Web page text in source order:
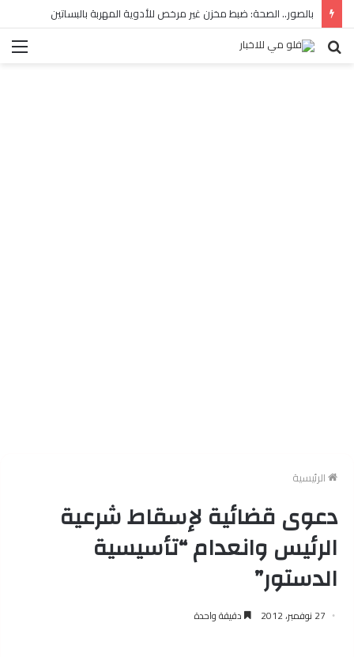
بالصور.. الصحة: ضبط مخزن غير مرخص للأدوية المهربة بالبساتين
بحث
الرئيسية
دعوى قضائية لإسقاط شرعية
الرئيس وانعدام “تأسيسية
الدستور”
27 نوفمبر، 2012 دقيقة واحدة